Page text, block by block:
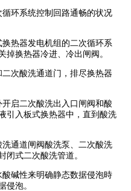
环系统控制回路通畅的状况
热器发电机组的二次循环系
掉换热器冷进、冷出闸阀。
次酸洗通道门，排尽换热器
启二次酸洗出入口闸阀和酸
引入板式换热器中，直到酸洗
通道闸阀酸洗泵、二次酸洗
闭式二次酸洗管道。
碱性来明确静态数据侵泡時
侵泡。